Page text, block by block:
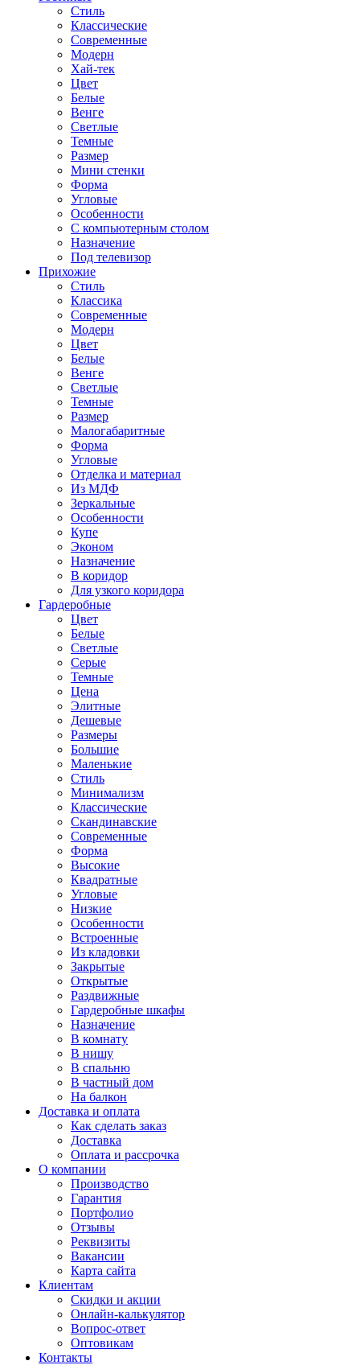
Стиль
Классические
Современные
Модерн
Хай-тек
Цвет
Белые
Венге
Светлые
Темные
Размер
Мини стенки
Форма
Угловые
Особенности
С компьютерным столом
Назначение
Под телевизор
Прихожие
Стиль
Классика
Современные
Модерн
Цвет
Белые
Венге
Светлые
Темные
Размер
Малогабаритные
Форма
Угловые
Отделка и материал
Из МДФ
Зеркальные
Особенности
Купе
Эконом
Назначение
В коридор
Для узкого коридора
Гардеробные
Цвет
Белые
Светлые
Серые
Темные
Цена
Элитные
Дешевые
Размеры
Большие
Маленькие
Стиль
Минимализм
Классические
Скандинавские
Современные
Форма
Высокие
Квадратные
Угловые
Низкие
Особенности
Встроенные
Из кладовки
Закрытые
Открытые
Раздвижные
Гардеробные шкафы
Назначение
В комнату
В нишу
В спальню
В частный дом
На балкон
Доставка и оплата
Как сделать заказ
Доставка
Оплата и рассрочка
О компании
Производство
Гарантия
Портфолио
Отзывы
Реквизиты
Вакансии
Карта сайта
Клиентам
Скидки и акции
Онлайн-калькулятор
Вопрос-ответ
Оптовикам
Контакты